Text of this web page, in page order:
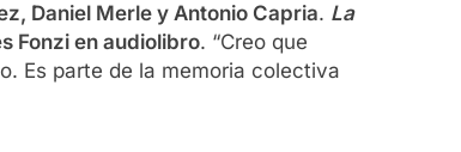
Daniel Merle y Antonio Capria. La
Fonzi en audiolibro. “Creo que
Es parte de la memoria colectiva